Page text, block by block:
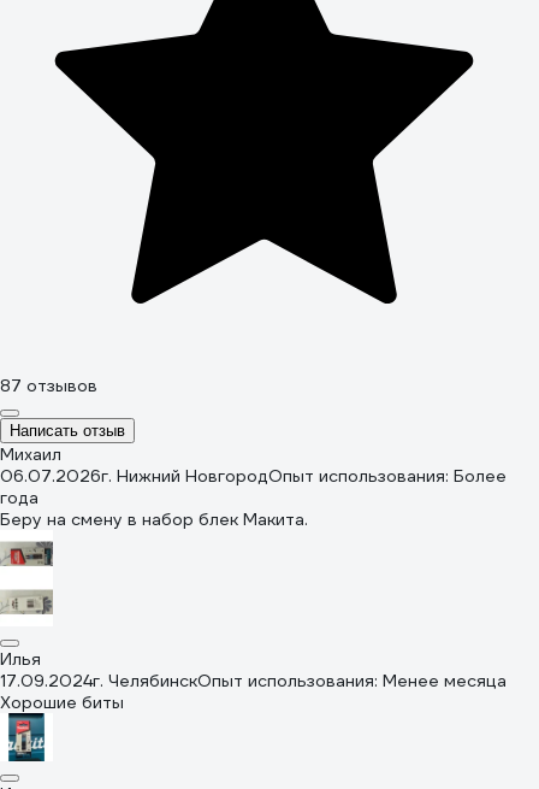
87 отзывов
Написать отзыв
Михаил
06.07.2026г. Нижний НовгородОпыт использования: Более
года
Беру на смену в набор блек Макита.
Илья
17.09.2024г. ЧелябинскОпыт использования: Менее месяца
Хорошие биты